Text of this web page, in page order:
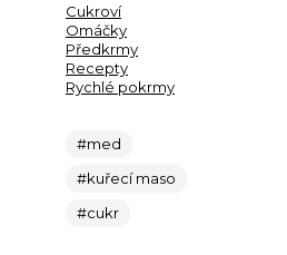
Cukroví
Omáčky
Předkrmy
Recepty
Rychlé pokrmy
#med
#kuřecí maso
#cukr